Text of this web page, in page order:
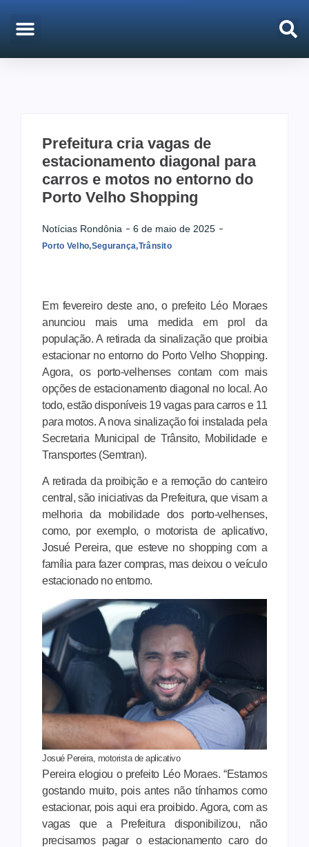
Prefeitura cria vagas de
estacionamento diagonal para
carros e motos no entorno do
Porto Velho Shopping
Notícias Rondônia 6 de maio de 2025
Porto Velho,Segurança,Trânsito
Em fevereiro deste ano, o prefeito Léo Moraes
anunciou mais uma medida em prol da
população. A retirada da sinalização que proibia
estacionar no entorno do Porto Velho Shopping.
Agora, os porto-velhenses contam com mais
opções de estacionamento diagonal no local. Ao
todo, estão disponíveis 19 vagas para carros e 11
para motos. A nova sinalização foi instalada pela
Secretaria Municipal de Trânsito, Mobilidade e
Transportes (Semtran).
A retirada da proibição e a remoção do canteiro
central, são iniciativas da Prefeitura, que visam a
melhoria da mobilidade dos porto-velhenses,
como, por exemplo, o motorista de aplicativo,
Josué Pereira, que esteve no shopping com a
família para fazer compras, mas deixou o veículo
estacionado no entorno.
Josué Pereira, motorista de aplicativo
Pereira elogiou o prefeito Léo Moraes. “Estamos
gostando muito, pois antes não tínhamos como
estacionar, pois aqui era proibido. Agora, com as
vagas que a Prefeitura disponibilizou, não
precisamos pagar o estacionamento caro do